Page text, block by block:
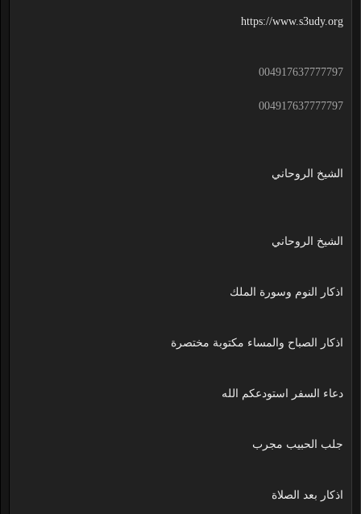
https://www.s3udy.org
004917637777797
004917637777797
الشيخ الروحاني
الشيخ الروحاني
اذكار النوم وسورة الملك
اذكار الصباح والمساء مكتوبة مختصرة
دعاء السفر استودعكم الله
جلب الحبيب مجرب
اذكار بعد الصلاة